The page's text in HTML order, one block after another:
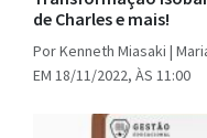
de Charles e mais!
Por Kenneth Miasaki |
EM 18/11/2022, ÀS 11:00